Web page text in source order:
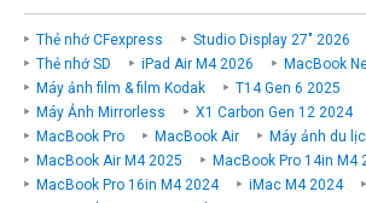
Thẻ nhớ CFexpress Studio Display 27" 2026
Thẻ nhớ SD
iPad Air M4 2026
MacBook
Máy ảnh film & film Kodak
T14 Gen 6 2025
Máy Ảnh Mirrorless
X1 Carbon Gen 12 2024
MacBook Pro
MacBook Air
Máy ảnh du
MacBook Air M4 2025
MacBook Pro 14in M4
MacBook Pro 16in M4 2024
iMac M4 2024